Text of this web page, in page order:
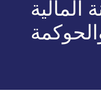
المالية